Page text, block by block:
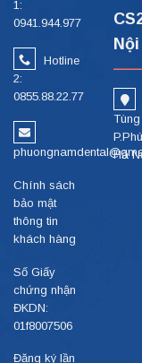
1:
0941.944.977
Hotline
2:
0855.88.22.77
Chính sách
bảo mật
thông tin
khách hàng
Số Giấy
chứng nhận
ĐKDN:
01f8007506
Đăng ký lần
Nội
Hà